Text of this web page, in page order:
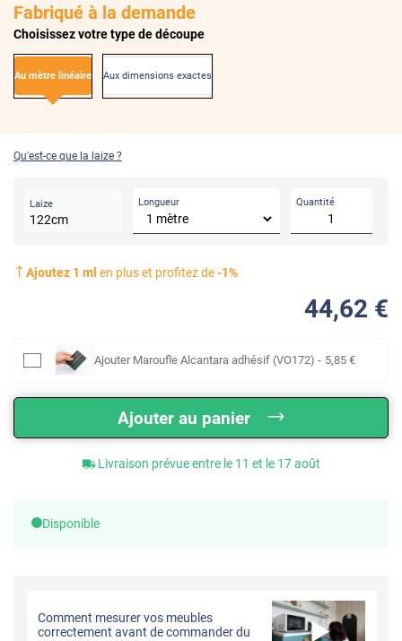
Fabriqué à la demande
Choisissez votre type de découpe
Au mètre linéaire Aux dimensions exactes
Qu'est-ce que la laize ?
Laize
122cm
Longueur Quantité
Ajoutez 1 ml en plus et profitez de-1%
44,62 €
Ajouter Maroufle Alcantara adhésif (VO172) - 5,85 €
Ajouter au panier
Livraison prévue entre le 11 et le 17 août
Disponible
Comment mesurer vos meubles
correctement avant de commander du